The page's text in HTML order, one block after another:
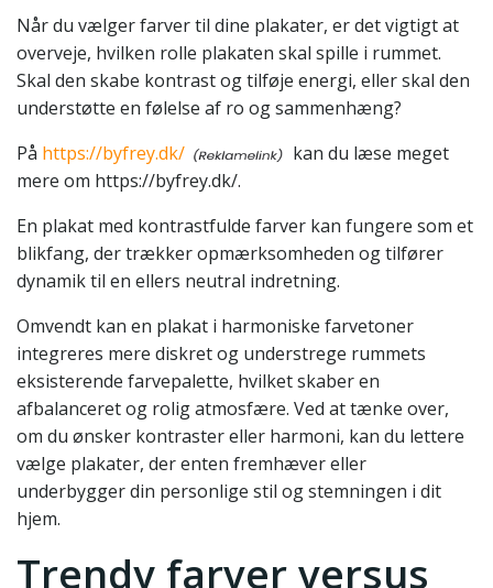
Når du vælger farver til dine plakater, er det vigtigt at
overveje, hvilken rolle plakaten skal spille i rummet.
Skal den skabe kontrast og tilføje energi, eller skal den
understøtte en følelse af ro og sammenhæng?
På https://byfrey.dk/
kan du læse meget
mere om https://byfrey.dk/.
En plakat med kontrastfulde farver kan fungere som et
blikfang, der trækker opmærksomheden og tilfører
dynamik til en ellers neutral indretning.
Omvendt kan en plakat i harmoniske farvetoner
integreres mere diskret og understrege rummets
eksisterende farvepalette, hvilket skaber en
afbalanceret og rolig atmosfære. Ved at tænke over,
om du ønsker kontraster eller harmoni, kan du lettere
vælge plakater, der enten fremhæver eller
underbygger din personlige stil og stemningen i dit
hjem.
Trendy farver versus